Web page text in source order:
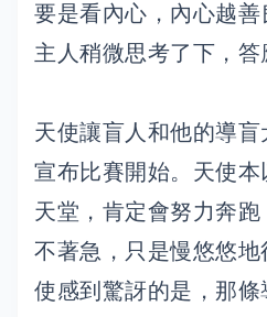
要是看內心，內心越善
主人稍微思考了下，答
天使讓盲人和他的導
宣布比賽開始。天使
天堂，肯定會努力奔
不著急，只是慢悠悠
使感到驚訝的是，那